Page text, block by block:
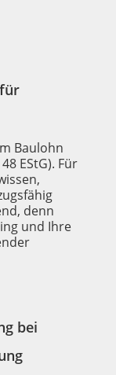
Baulohn
EStG). Für
denn
und Ihre
bei